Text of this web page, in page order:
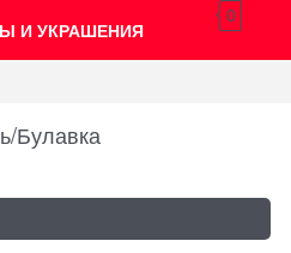
И УКРАШЕНИЯ
0
Булавка